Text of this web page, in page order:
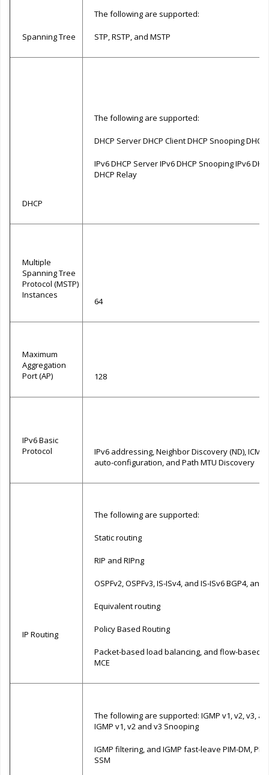
Spanning Tree
The following are supported:
STP, RSTP, and MSTP
DHCP
The following are supported:
DHCP Server DHCP Client DHCP Snooping
IPv6 DHCP Server IPv6 DHCP Snooping IPv6
DHCP Relay
Multiple
Spanning Tree
Protocol (MSTP)
Instances
64
Maximum
Aggregation
Port (AP)
128
IPv6 Basic
Protocol
IPv6 addressing, Neighbor Discovery (ND),
auto-configuration, and Path MTU Discovery
IP Routing
The following are supported:
Static routing
RIP and RIPng
OSPFv2, OSPFv3, IS-ISv4, and IS-ISv6 BGP4, and
Equivalent routing
Policy Based Routing
Packet-based load balancing, and flow-based
MCE
The following are supported: IGMP v1, v2, v3,
IGMP v1, v2 and v3 Snooping
IGMP filtering, and IGMP fast-leave PIM-DM,
SSM